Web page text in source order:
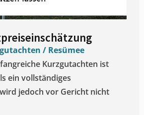
/ Resümee
Kurzgutachten ist
ein vollständiges
jedoch vor Gericht nicht